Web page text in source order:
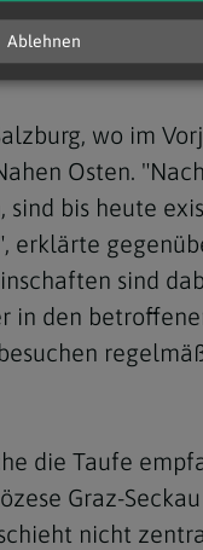
wo im
Osten.
bis heute
sind
den
die Taufe
Graz-
nicht
Ablehnen